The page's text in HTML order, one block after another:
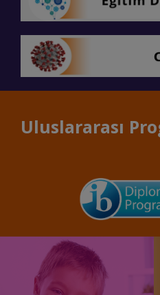
Uluslararası